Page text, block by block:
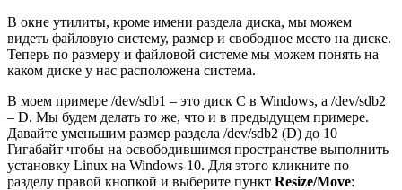
В окне утилиты, кроме имени раздела диска, мы можем
видеть файловую систему, размер и свободное место на диске.
Теперь по размеру и файловой системе мы можем понять на
каком диске у нас расположена система.
В моем примере /dev/sdb1 – это диск С в Windows, а /dev/sdb2
– D. Мы будем делать то же, что и в предыдущем примере.
Давайте уменьшим размер раздела /dev/sdb2 (D) до 10
Гигабайт чтобы на освободившимся пространстве выполнить
установку Linux на Windows 10. Для этого кликните по
разделу правой кнопкой и выберите пункт Resize/Move: